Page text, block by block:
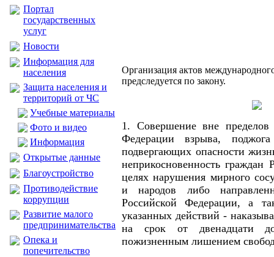
Портал
государственных
услуг
Новости
Информация для
населения
Защита населения и
территорий от ЧС
Учебные материалы
Фото и видео
Информация
Открытые данные
Благоустройство
Противодействие
коррупции
Развитие малого
предпринимательства
Опека и
попечительство
Организация актов
предследуется по закону.
1. Совершение вне пределов
Федерации взрыва,
подвергающих опасности
неприкосновенность граждан
целях нарушения мирного
и народов либо
Российской Федерации, а
указанных действий -
на срок от двенадцати
пожизненным лишением